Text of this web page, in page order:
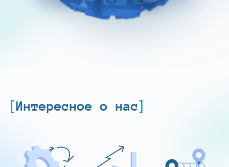
Интересное о нас